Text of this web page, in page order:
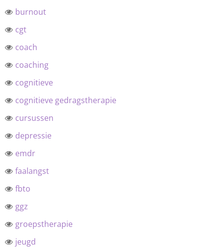
burnout
cgt
coach
coaching
cognitieve
cognitieve gedragstherapie
cursussen
depressie
emdr
faalangst
fbto
ggz
groepstherapie
jeugd